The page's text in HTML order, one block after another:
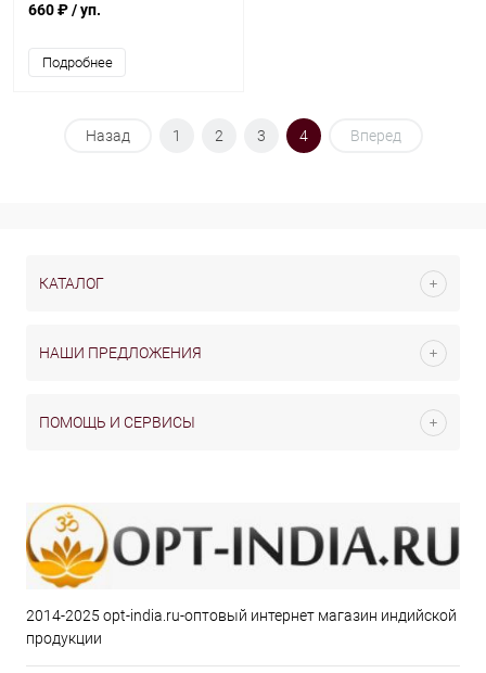
660 ₽/ уп.
Подробнее
Назад 1 2 3 4 Вперед
КАТАЛОГ
НАШИ ПРЕДЛОЖЕНИЯ
ПОМОЩЬ И СЕРВИСЫ
2014-2025 opt-india.ru-оптовый интернет магазин индийской
продукции